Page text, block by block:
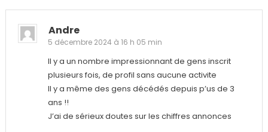
Andre
5 décembre 2024 à 16 h 05 min
Il y a un nombre impressionnant de gens inscrit
plusieurs fois, de profil sans aucune activite
Il y a même des gens décédés depuis p’us de 3
ans !!
J’ai de sérieux doutes sur les chiffres annonces